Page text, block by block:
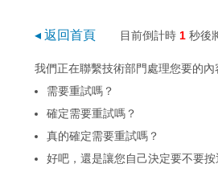
◂ 返回首頁 目前倒計時 1 秒後
我們正在聯繫技術部門處理您要的
需要重試嗎？
確定需要重試嗎？
真的確定需要重試嗎？
好吧，還是讓您自己決定要不要